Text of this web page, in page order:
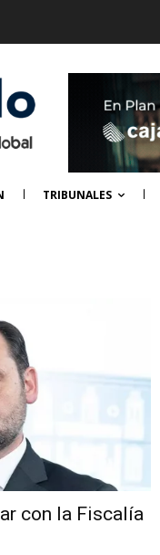
TRIBUNALES
con la Fiscalía